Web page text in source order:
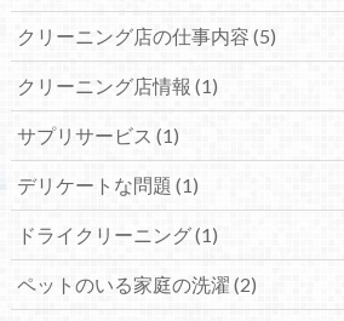
クリーニング店の仕事内容 (5)
クリーニング店情報 (1)
サプリサービス (1)
デリケートな問題 (1)
ドライクリーニング(1)
ペットのいる家庭の洗濯 (2)